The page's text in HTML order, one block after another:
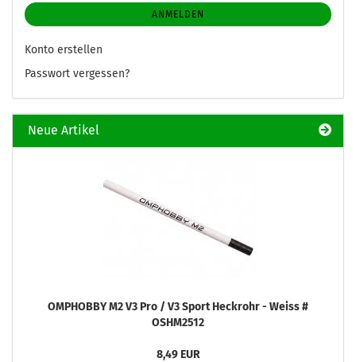
ANMELDEN
Konto erstellen
Passwort vergessen?
Neue Artikel
OMPHOBBY M2 V3 Pro / V3 Sport Heckrohr - Weiss #
OSHM2512
8,49 EUR